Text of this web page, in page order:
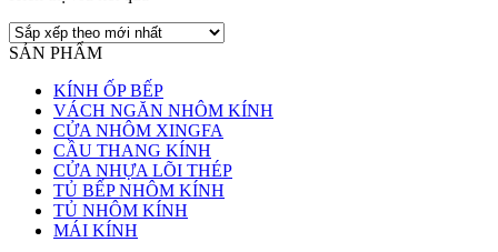
SẢN PHẨM
KÍNH ỐP BẾP
VÁCH NGĂN NHÔM KÍNH
CỬA NHÔM XINGFA
CẦU THANG KÍNH
CỬA NHỰA LÕI THÉP
TỦ BẾP NHÔM KÍNH
TỦ NHÔM KÍNH
MÁI KÍNH